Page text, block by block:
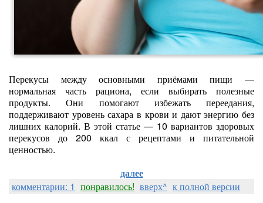
Перекусы между основными приёмами пищи —
нормальная часть рациона, если выбирать полезные
продукты. Они помогают избежать переедания,
поддерживают уровень сахара в крови и дают энергию без
лишних калорий. В этой статье — 10 вариантов здоровых
перекусов до 200 ккал с рецептами и питательной
ценностью.
далее
комментарии: 1 понравилось! вверх^ к полной версии